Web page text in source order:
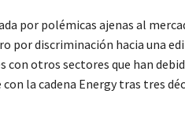
por polémicas ajenas al
por discriminación hacia una
con otros sectores que han
la cadena Energy tras tres